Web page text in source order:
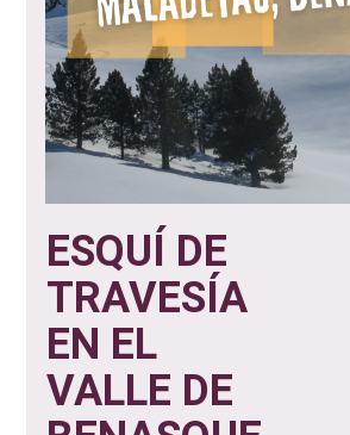
ESQUÍ DE
TRAVESÍA
EN EL
VALLE DE